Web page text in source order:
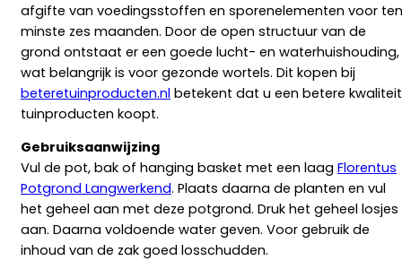
afgifte van voedingsstoffen en sporenelementen voor ten
minste zes maanden. Door de open structuur van de
grond ontstaat er een goede lucht- en waterhuishouding,
wat belangrijk is voor gezonde wortels. Dit kopen bij
beteretuinproducten.nl betekent dat u een betere kwaliteit
tuinproducten koopt.
Gebruiksaanwijzing
Vul de pot, bak of hanging basket met een laag Florentus
Potgrond Langwerkend. Plaats daarna de planten en vul
het geheel aan met deze potgrond. Druk het geheel losjes
aan. Daarna voldoende water geven. Voor gebruik de
inhoud van de zak goed losschudden.